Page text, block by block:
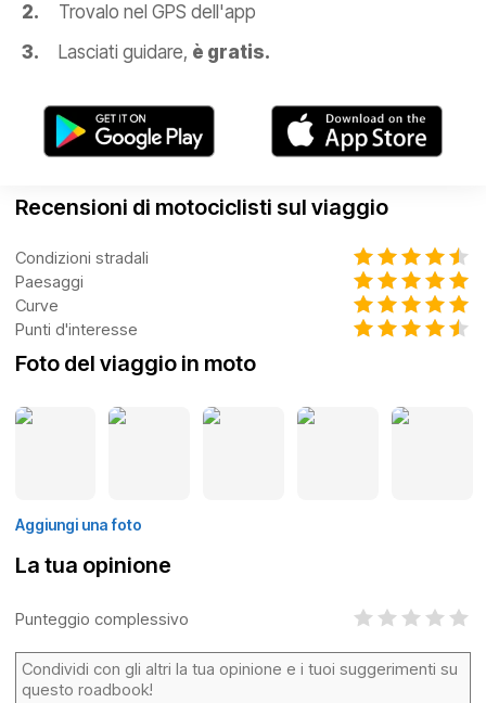
Trovalo nel GPS dell'app
Lasciati guidare, è gratis.
Recensioni di motociclisti sul viaggio
Condizioni stradali
Paesaggi
Curve
Punti d'interesse
Foto del viaggio in moto
Aggiungi una foto
La tua opinione
Punteggio complessivo